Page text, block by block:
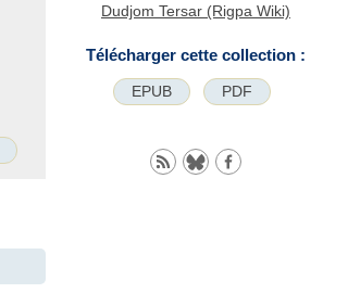
Dudjom Tersar (Rigpa Wiki)
Télécharger cette collection :
EPUB PDF